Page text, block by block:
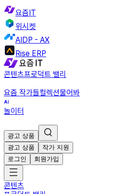
요즘IT
위시켓
AIDP - AX
Rise ERP
콘텐츠프로덕트 밸리
요즘 작가들컬렉션물어봐
놀이터
광고 상품
광고 상품
작가 지원
로그인
회원가입
콘텐츠